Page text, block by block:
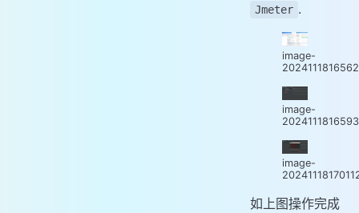
Jmeter .
image-
image-
image-
如上图操作完成